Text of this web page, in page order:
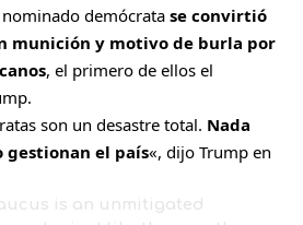
demócrata se convirtió
munición y motivo de burla por
, el primero de ellos el
son un desastre total. Nada
gestionan el país«, dijo Trump en
is an unmitigated